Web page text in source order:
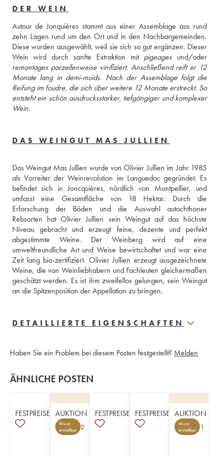
DER WEIN
Autour de Jonquières stammt aus einer Assemblage aus rund
zehn Lagen rund um den Ort und in den Nachbargemeinden.
Diese wurden ausgewählt, weil sie sich so gut ergänzen. Dieser
Wein wird durch sanfte Extraktion mit pigeages
remontages parzellenweise vinifiziert. Anschließend reift er 12
Monate lang in demi-muids. Nach der Assemblage folgt die
Reifung im foudre, die sich über weitere 12 Monate erstreckt. So
entsteht ein schön ausdrucksstarker, tiefgängiger und komplexer
Wein.
DAS WEINGUT MAS JULLIEN
Das Weingut Mas Jullien wurde von Olivier Jullien im Jahr 1985
als Vorreiter der Weinrevolution im Languedoc gegründet. Es
befindet sich in Joncquières, nördlich von Montpellier, und
umfasst eine Gesamtfläche von 18 Hektar. Durch die
Erforschung der Böden und die Auswahl autochthoner
Rebsorten hat Olivier Jullien sein Weingut auf das höchste
Niveau gebracht und erzeugt feine, dezente und perfekt
abgestimmte Weine. Der Weinberg wird auf eine
umweltfreundliche Art und Weise bewirtschaftet und war eine
Zeit lang bio-zertifiziert. Olivier Jullien erzeugt ausgezeichnete
Weine, die von Weinliebhabern und Fachleuten gleichermaßen
geschätzt werden. Es ist ihm zweifellos gelungen, sein Weingut
an die Spitzenposition der Appellation zu bringen.
DETAILLIERTE EIGENSCHAFTEN
Haben Sie ein Problem bei diesem Posten festgestellt? Melden
ÄHNLICHE POSTEN
FESTPREISE AUKTION
Mwst.
erstattbar
2
FESTPREISE FESTPREISE AUKTION
Mwst.
erstattbar
1